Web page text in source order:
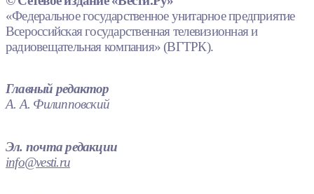
«Федеральное государственное унитарное предприятие
Всероссийская государственная телевизионная и
радиовещательная компания» (ВГТРК).
Главный редактор
А. А. Филипповский
Эл. почта редакции
info@vesti.ru